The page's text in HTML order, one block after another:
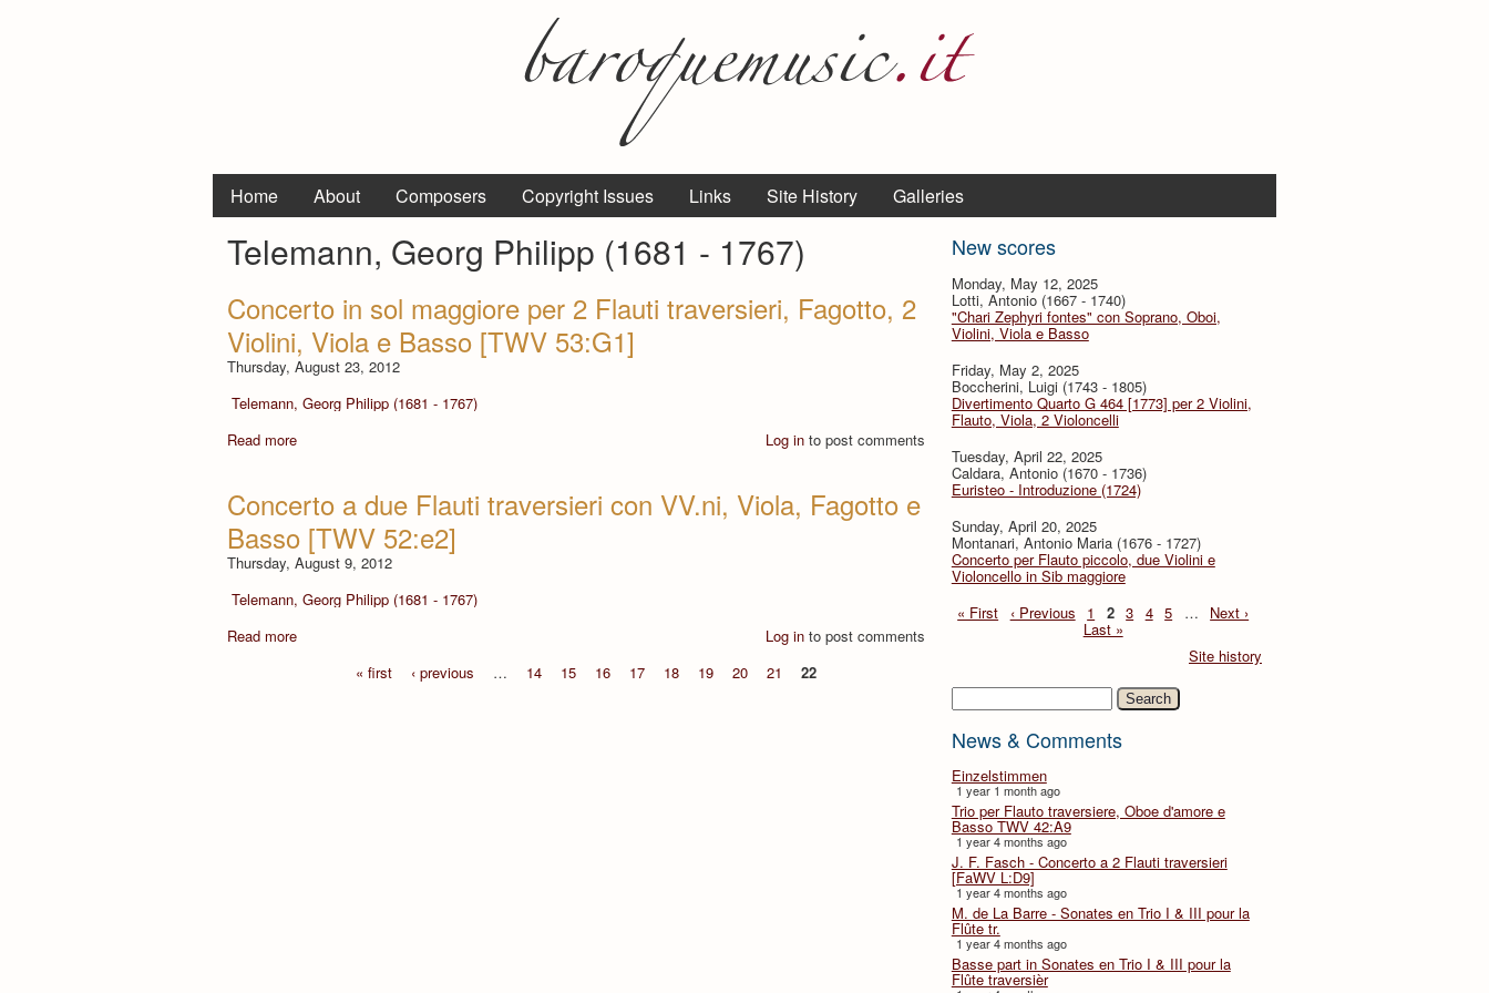
Home About Composers Copyright Issues Links Site History Galleries
New scores
Monday, May 12, 2025
Lotti, Antonio (1667 - 1740)
"Chari Zephyri fontes" con Soprano, Oboi,
Violini, Viola e Basso
Friday, May 2, 2025
Boccherini, Luigi (1743 - 1805)
Divertimento Quarto G 464 [1773] per 2 Violini,
Flauto, Viola, 2 Violoncelli
Tuesday, April 22, 2025
Caldara, Antonio (1670 - 1736)
Euristeo - Introduzione (1724)
Sunday, April 20, 2025
Montanari, Antonio Maria (1676 - 1727)
Concerto per Flauto piccolo, due Violini e
Violoncello in Sib maggiore
« First
‹ Previous 1 2 3 4 5 … Next ›
Last »
Site history
Search
News & Comments
Einzelstimmen
1 year 1 month ago
Trio per Flauto traversiere, Oboe d'amore e
Basso TWV 42:A9
1 year 4 months ago
J. F. Fasch - Concerto a 2 Flauti traversieri
[FaWV L:D9]
1 year 4 months ago
M. de La Barre - Sonates en Trio I & III pour la
Flûte tr.
1 year 4 months ago
Basse part in Sonates en Trio I & III pour la
Flûte traversièr
Telemann, Georg Philipp (1681 - 1767)
Concerto in sol maggiore per 2 Flauti traversieri, Fagotto, 2
Violini, Viola e Basso [TWV 53:G1]
Thursday, August 23, 2012
Telemann, Georg Philipp (1681 - 1767)
Read more
Log in to post comments
Concerto a due Flauti traversieri con VV.ni, Viola, Fagotto e
Basso [TWV 52:e2]
Thursday, August 9, 2012
Telemann, Georg Philipp (1681 - 1767)
Read more
Log in to post comments
« first
‹ previous … 14 15 16 17 18 19 20 21 22